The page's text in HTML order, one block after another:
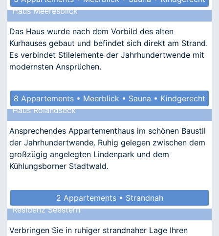
• Allergikergeeignet
Haus Meeresblick
Das Haus wurde nach dem Vorbild des alten
Kurhauses gebaut und befindet sich direkt am Strand.
Es verbindet Stilelemente der Jahrhundertwende mit
modernsten Ansprüchen.
8 Appartements • Meerblick • Sauna • Kindgerecht
• Allergikergeeignet
Haus Rolandseck
Ansprechendes Appartementhaus im schönen Baustil
der Jahrhundertwende. Ruhig gelegen zwischen dem
großzügig angelegten Lindenpark und dem
Kühlungsborner Stadtwald.
2 Appartements • Strandnah
Residenz Seestern
Verbringen Sie in ruhiger strandnaher Lage Ihren